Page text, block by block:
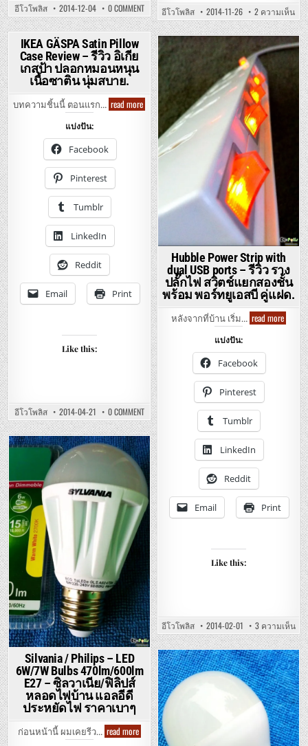
อีโวโพลิส 2014-12-04 0 COMMENTON
HÄCO
E27
LAMP
HOLDER
PHILIPS
14W
LED
BULB
ขั้ว
หลอด
เกลียว
ฮา
โก้
และ
หลอด
ไฟ
แอ
อีดี
14วัตต์
ปส์.
อีโวโพลิส 2014-11-26 2 ความเห็นบน
E27
LED
4W
5W
7W
ห
ป
ไฟ
แอ
อีดี
ปส์
4
5
7
ขั้ว
เ
E27
ป
ไฟ
รา
คา
เบ
Posted
in
IKEA GÄSPA Satin Pillow
Case Review – รีวิว อิเกีย
เกสป้า ปลอกหมอนหนุน
เนื้อซาติน นุ่มสบาย.
บทความชิ้นนี้ ตอนแรก… read moreIKEA
GÄSPA
Satin
Pillow
Case
Review
รีวิว
เกีย
เกส
ป้า
ปลอกหมอน
หนุน
เนื้อ
ซาติน
นุ่ม
สบาย.
แบ่งปัน:
Facebook
Pinterest
Tumblr
LinkedIn
Reddit
Email Print
Like this:
อีโวโพลิส 2014-04-21 0 COMMENTON
IKEA
GÄSPA
SATIN
PILLOW
CASE
REVIEW
–
รีวิว
อิ
เกีย
เกส
ป้า
ปลอกหมอน
หนุน
เนื้อ
ซาติน
นุ่ม
สบาย.
Posted
Hubble Power Strip with
dual USB ports – รีวิว ราง
ปลั๊กไฟ สวิตช์แยกสองชั้น
พร้อม พอร์ทยูเอสบี คู่แฝด.
หลังจากที่บ้าน เริ่ม… read moreHubble
Power
สวิตช์
พร้อม
พอร์ท
สบี
แฝด.
แบ่งปัน:
Facebook
Pinterest
Tumblr
LinkedIn
Reddit
Email Print
Like this:
อีโวโพลิส 2014-02-01 3 ความเห็นบน
USB
–
รีวิว
ราง
ปลั๊
ไฟ
สวิ
แย
Posted
Silvania / Philips – LED
6W/7W Bulbs 470lm/600lm
E27 – ซิลวาเนีย/ฟิลิปส์
หลอดไฟบ้าน แอลอีดี
ประหยัดไฟ ราคาเบาๆ
ก่อนหน้านี้ ผมเคยรีว… read moreSilvania
/
Posted
in